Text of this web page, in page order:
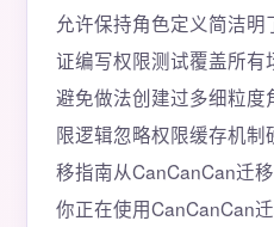
允许保持角色定义简洁
证编写权限测试覆盖所有
避免做法创建过多细粒
限逻辑忽略权限缓存机
移指南从CanCanCan迁
你正在使用CanCanCan